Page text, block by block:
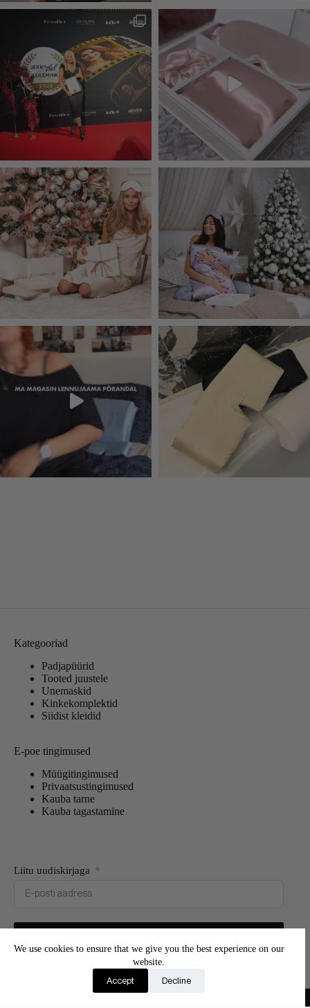
We use cookies to ensure that we give you the best experience on our
website.
Accept Decline
Kategooriad
Padjapüürid
Tooted juustele
Unemaskid
Kinkekomplektid
Siidist kleidid
E-poe tingimused
Müügitingimused
Privaatsustingimused
Kauba tarne
Kauba tagastamine
Liitu uudiskirjaga
Liitu meie uudiskirjaga ning saa esimesena teada uutest
toodetest ja eksluksiivsetest pakkumistest